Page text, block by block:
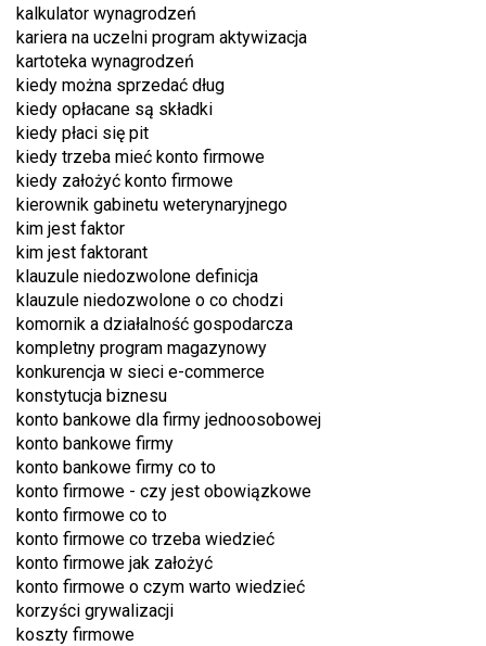
kalkulator wynagrodzeń
kariera na uczelni program aktywizacja
kartoteka wynagrodzeń
kiedy można sprzedać dług
kiedy opłacane są składki
kiedy płaci się pit
kiedy trzeba mieć konto firmowe
kiedy założyć konto firmowe
kierownik gabinetu weterynaryjnego
kim jest faktor
kim jest faktorant
klauzule niedozwolone definicja
klauzule niedozwolone o co chodzi
komornik a działalność gospodarcza
kompletny program magazynowy
konkurencja w sieci e-commerce
konstytucja biznesu
konto bankowe dla firmy jednoosobowej
konto bankowe firmy
konto bankowe firmy co to
konto firmowe - czy jest obowiązkowe
konto firmowe co to
konto firmowe co trzeba wiedzieć
konto firmowe jak założyć
konto firmowe o czym warto wiedzieć
korzyści grywalizacji
koszty firmowe